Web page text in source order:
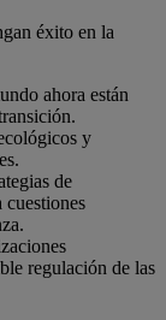
éxito en la
ahora están
y
de
cuestiones
regulación de las